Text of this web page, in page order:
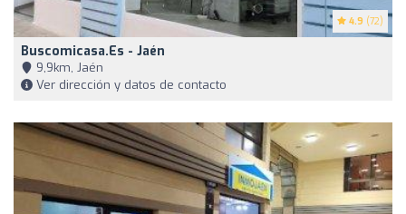
4.9 (72)
Buscomicasa.es - Jaén
9,9km, Jaén
Ver dirección y datos de contacto